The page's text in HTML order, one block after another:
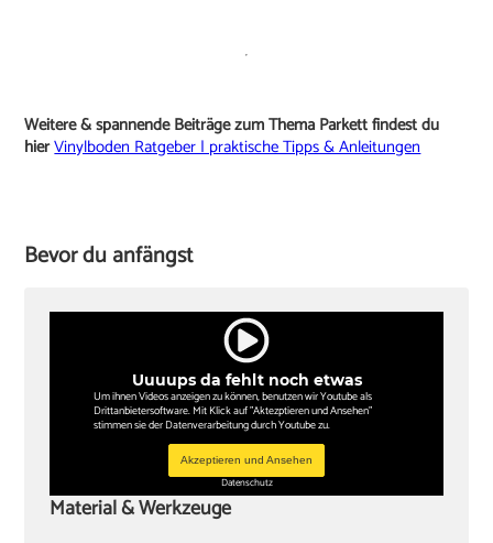
Weitere & spannende Beiträge zum Thema Parkett findest du
hierVinylboden Ratgeber | praktische Tipps & Anleitungen
Bevor du anfängst
Uuuups da fehlt noch etwas
Um ihnen Videos anzeigen zu können, benutzen wir Youtube als
Drittanbietersoftware. Mit Klick auf "Aktezptieren und Ansehen"
stimmen sie der Datenverarbeitung durch Youtube zu.
Akzeptieren und Ansehen
Datenschutz
Material & Werkzeuge